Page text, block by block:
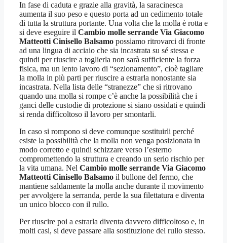
In fase di caduta e grazie alla gravità, la saracinesca
aumenta il suo peso e questo porta ad un cedimento totale
di tutta la struttura portante. Una volta che la molla è rotta e
si deve eseguire il Cambio molle serrande Via Giacomo
Matteotti Cinisello Balsamo possiamo ritrovarci di fronte
ad una lingua di acciaio che sia incastrata su sé stessa e
quindi per riuscire a toglierla non sarà sufficiente la forza
fisica, ma un lento lavoro di “sezionamento”, cioè tagliare
la molla in più parti per riuscire a estrarla nonostante sia
incastrata. Nella lista delle “stranezze” che si ritrovano
quando una molla si rompe c’è anche la possibilità che i
ganci delle custodie di protezione si siano ossidati e quindi
si renda difficoltoso il lavoro per smontarli.
In caso si rompono si deve comunque sostituirli perché
esiste la possibilità che la molla non venga posizionata in
modo corretto e quindi schizzare verso l’esterno
compromettendo la struttura e creando un serio rischio per
la vita umana. Nel Cambio molle serrande Via Giacomo
Matteotti Cinisello Balsamo il bullone del fermo, che
mantiene saldamente la molla anche durante il movimento
per avvolgere la serranda, perde la sua filettatura e diventa
un unico blocco con il rullo.
Per riuscire poi a estrarla diventa davvero difficoltoso e, in
molti casi, si deve passare alla sostituzione del rullo stesso.